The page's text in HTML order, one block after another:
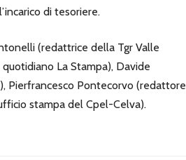
di tesoriere.
(redattrice della Tgr Valle
La Stampa), Davide
Pierfrancesco Pontecorvo (redattore
stampa del Cpel-Celva).